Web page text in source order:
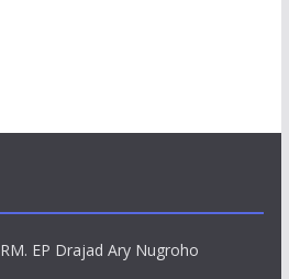
RM. EP Drajad Ary Nugroho